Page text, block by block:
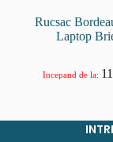
Rucsac
Laptop
Incepand de la: